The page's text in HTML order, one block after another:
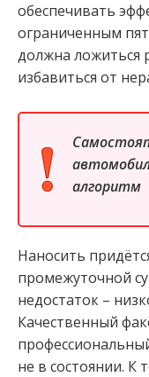
обеспечивать
ограниченным
должна ложиться
избавиться от
алгоритм
Наносить
промежуточной
недостаток –
Качественный
не в состоянии. К